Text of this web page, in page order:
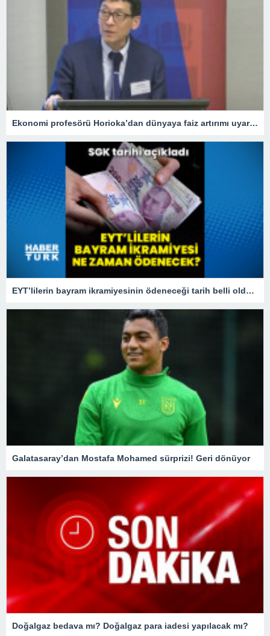
Ekonomi profesörü Horioka’dan dünyaya faiz artırımı uyarısı
EYT’lilerin bayram ikramiyesinin ödeneceği tarih belli oldu! 2023 EYT bayram ikramiyesi ne zaman yatacak?
Galatasaray’dan Mostafa Mohamed sürprizi! Geri dönüyor
Doğalgaz bedava mı? Doğalgaz para iadesi yapılacak mı?